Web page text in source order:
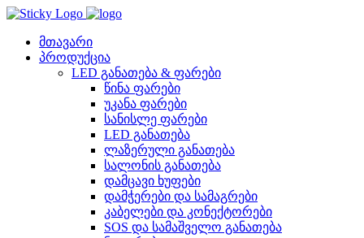
Skip
contentმთავარი
პროდუქცია
LED განათება & ფარები
წინა ფარები
უკანა ფარები
სანისლე ფარები
LED განათება
ლაზერული განათება
სალონის განათება
დამცავი ხუფები
დამჭერები და სამაგრები
კაბელები და კონექტორები
SOS და სამაშველო განათება